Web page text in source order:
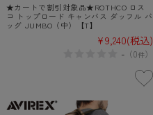
★カートで割引対象品★ROTHCO ロス
コ トップロード キャンバス ダッフル バ
ッグ JUMBO（中）【T】
¥9,240(税込)
-（0件）